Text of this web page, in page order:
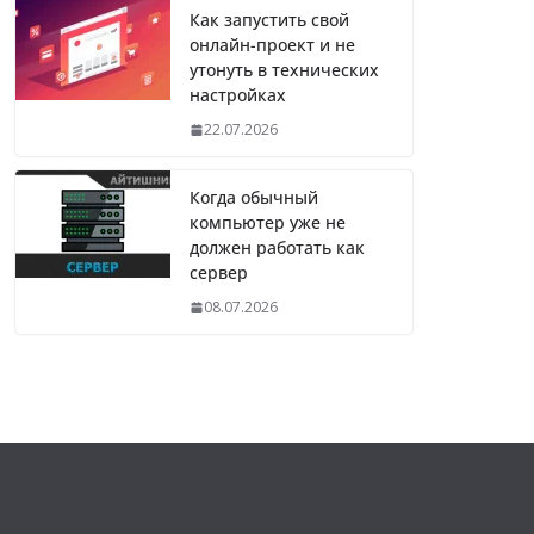
Как запустить свой
онлайн-проект и не
утонуть в технических
настройках
22.07.2026
Когда обычный
компьютер уже не
должен работать как
сервер
08.07.2026